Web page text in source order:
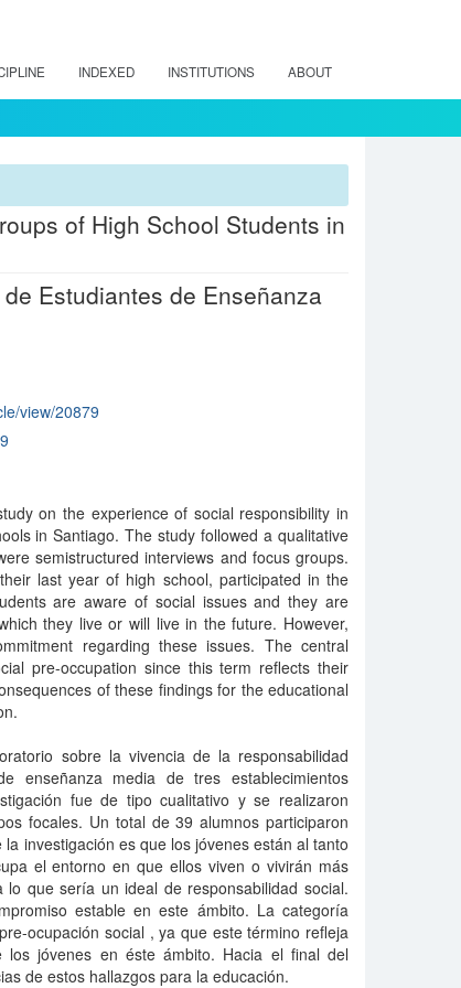
INDEXED INSTITUTIONS ABOUT
of High School Students in
Estudiantes de Enseñanza
view/20879
on the experience of social responsibility in
in Santiago. The study followed a qualitative
semistructured interviews and focus groups.
last year of high school, participated in the
are aware of social issues and they are
they live or will live in the future. However,
regarding these issues. The central
pre-occupation since this term reflects their
of these findings for the educational
sobre la vivencia de la responsabilidad
enseñanza media de tres establecimientos
fue de tipo cualitativo y se realizaron
focales. Un total de 39 alumnos participaron
investigación es que los jóvenes están al tanto
el entorno en que ellos viven o vivirán más
que sería un ideal de responsabilidad social.
estable en este ámbito. La categoría
ocupación social , ya que este término refleja
jóvenes en éste ámbito. Hacia el final del
de estos hallazgos para la educación.